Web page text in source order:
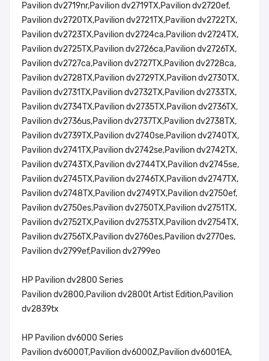
Pavilion dv2719nr,Pavilion dv2719TX,Pavilion dv2720ef,
Pavilion dv2720TX,Pavilion dv2721TX,Pavilion dv2722TX,
Pavilion dv2723TX,Pavilion dv2724ca,Pavilion dv2724TX,
Pavilion dv2725TX,Pavilion dv2726ca,Pavilion dv2726TX,
Pavilion dv2727ca,Pavilion dv2727TX,Pavilion dv2728ca,
Pavilion dv2728TX,Pavilion dv2729TX,Pavilion dv2730TX,
Pavilion dv2731TX,Pavilion dv2732TX,Pavilion dv2733TX,
Pavilion dv2734TX,Pavilion dv2735TX,Pavilion dv2736TX,
Pavilion dv2736us,Pavilion dv2737TX,Pavilion dv2738TX,
Pavilion dv2739TX,Pavilion dv2740se,Pavilion dv2740TX,
Pavilion dv2741TX,Pavilion dv2742se,Pavilion dv2742TX,
Pavilion dv2743TX,Pavilion dv2744TX,Pavilion dv2745se,
Pavilion dv2745TX,Pavilion dv2746TX,Pavilion dv2747TX,
Pavilion dv2748TX,Pavilion dv2749TX,Pavilion dv2750ef,
Pavilion dv2750es,Pavilion dv2750TX,Pavilion dv2751TX,
Pavilion dv2752TX,Pavilion dv2753TX,Pavilion dv2754TX,
Pavilion dv2756TX,Pavilion dv2760es,Pavilion dv2770es,
Pavilion dv2799ef,Pavilion dv2799eo
HP Pavilion dv2800 Series
Pavilion dv2800,Pavilion dv2800t Artist Edition,Pavilion
dv2839tx
HP Pavilion dv6000 Series
Pavilion dv6000T,Pavilion dv6000Z,Pavilion dv6001EA,